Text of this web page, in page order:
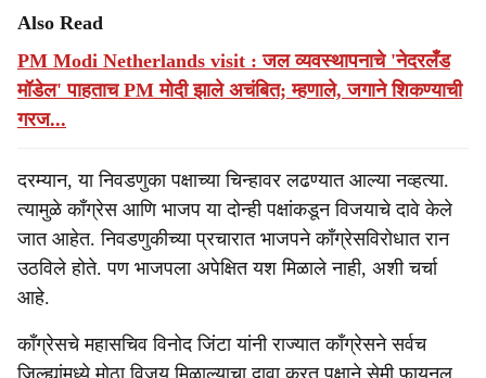
Also Read
PM Modi Netherlands visit : जल व्यवस्थापनाचे 'नेदरलँड
मॉडेल' पाहताच PM मोदी झाले अचंबित; म्हणाले, जगाने शिकण्याची
गरज...
दरम्यान, या निवडणुका पक्षाच्या चिन्हावर लढण्यात आल्या नव्हत्या.
त्यामुळे काँग्रेस आणि भाजप या दोन्ही पक्षांकडून विजयाचे दावे केले
जात आहेत. निवडणुकीच्या प्रचारात भाजपने काँग्रेसविरोधात रान
उठविले होते. पण भाजपला अपेक्षित यश मिळाले नाही, अशी चर्चा
आहे.
काँग्रेसचे महासचिव विनोद जिंटा यांनी राज्यात काँग्रेसने सर्वच
जिल्ह्यांमध्ये मोठा विजय मिळाल्याचा दावा करत पक्षाने सेमी फायनल